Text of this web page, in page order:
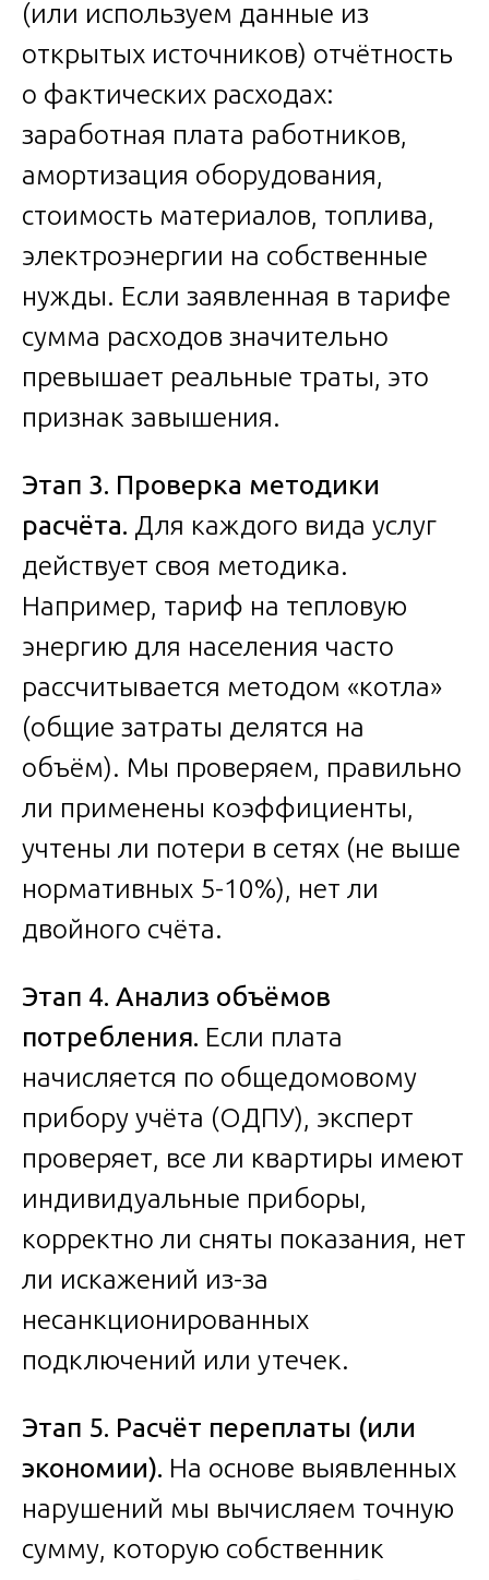
(или используем данные из
открытых источников) отчётность
о фактических расходах:
заработная плата работников,
амортизация оборудования,
стоимость материалов, топлива,
электроэнергии на собственные
нужды. Если заявленная в тарифе
сумма расходов значительно
превышает реальные траты, это
признак завышения.
Этап 3. Проверка методики
расчёта. Для каждого вида услуг
действует своя методика.
Например, тариф на тепловую
энергию для населения часто
рассчитывается методом «котла»
(общие затраты делятся на
объём). Мы проверяем, правильно
ли применены коэффициенты,
учтены ли потери в сетях (не выше
нормативных 5-10%), нет ли
двойного счёта.
Этап 4. Анализ объёмов
потребления. Если плата
начисляется по общедомовому
прибору учёта (ОДПУ), эксперт
проверяет, все ли квартиры имеют
индивидуальные приборы,
корректно ли сняты показания, нет
ли искажений из-за
несанкционированных
подключений или утечек.
Этап 5. Расчёт переплаты (или
экономии). На основе выявленных
нарушений мы вычисляем точную
сумму, которую собственник